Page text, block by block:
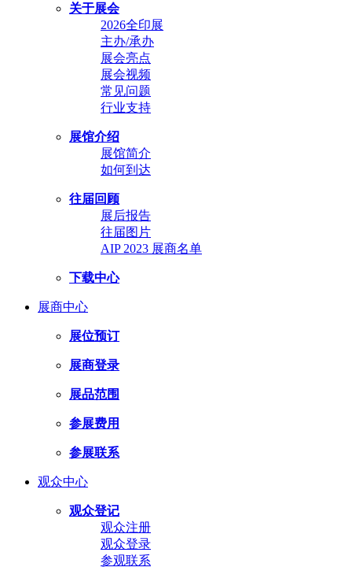
关于展会
2026全印展
主办/承办
展会亮点
展会视频
常见问题
行业支持
展馆介绍
展馆简介
如何到达
往届回顾
展后报告
往届图片
AIP 2023 展商名单
下载中心
展商中心
展位预订
展商登录
展品范围
参展费用
参展联系
观众中心
观众登记
观众注册
观众登录
参观联系